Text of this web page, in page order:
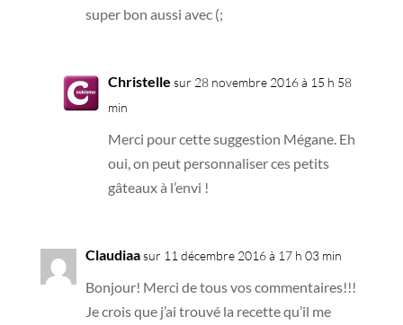
super bon aussi avec (;
Christelle sur 28 novembre 2016 à 15 h 58
min
Merci pour cette suggestion Mégane. Eh
oui, on peut personnaliser ces petits
gâteaux à l’envi !
Claudiaasur 11 décembre 2016 à 17 h 03 min
Bonjour! Merci de tous vos commentaires!!!
Je crois que j’ai trouvé la recette qu’il me